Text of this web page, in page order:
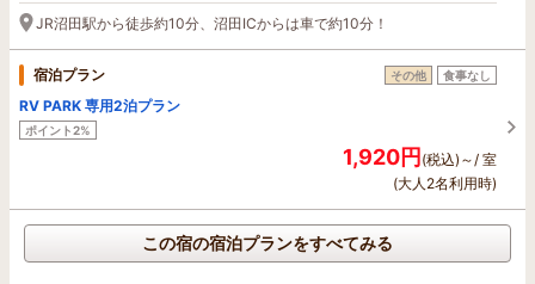
JR沼田駅から徒歩約10分、沼田ICからは車で約10分！
宿泊プラン その他 食事なし
RV PARK 専用2泊プラン
ポイント2%
1,920円(税込)～/ 室
(大人2名利用時)
この宿の宿泊プランをすべてみる